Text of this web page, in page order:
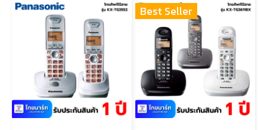
Best Seller